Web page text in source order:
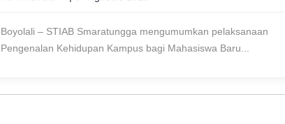
Boyolali – STIAB Smaratungga mengumumkan pelaksanaan
Pengenalan Kehidupan Kampus bagi Mahasiswa Baru...